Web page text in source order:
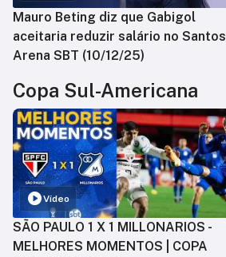
Mauro Beting diz que Gabigol
aceitaria reduzir salário no Santos |
Arena SBT (10/12/25)
Copa Sul-Americana
Vídeo
SÃO PAULO 1 X 1 MILLONARIOS -
MELHORES MOMENTOS | COPA